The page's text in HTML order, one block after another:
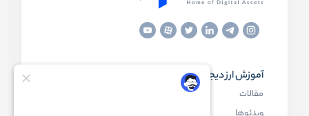
آموزش ارز دیجیتال
مقالات